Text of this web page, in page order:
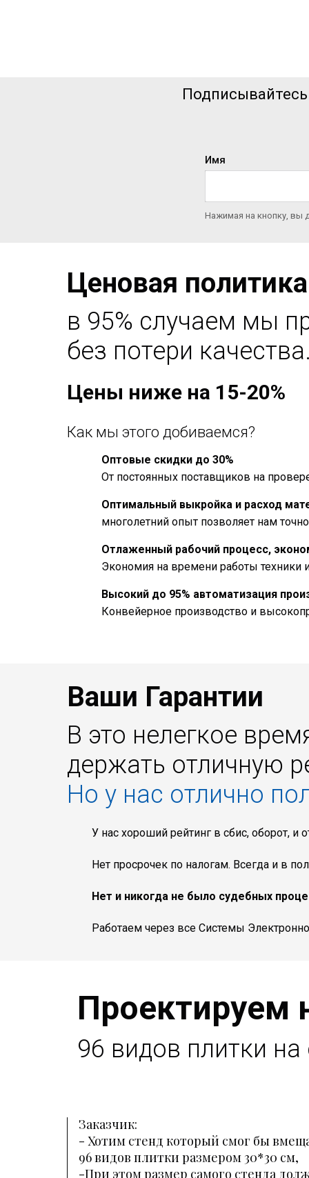
Имя
Нажимая на кнопку, вы
Ценовая политика
в 95% случаем мы
без потери
Цены ниже на 15-20%
Как мы этого добиваемся?
Оптовые скидки до 30%
От постоянных поставщиков на
Оптимальный выкройка и расход
многолетний опыт позволяет нам
Отлаженный рабочий процесс,
Экономия на времени работы техники
Высокий до 95% автоматизация
Конвейерное производство и
Ваши Гарантии
В это нелегкое
держать отличную
Но у нас отлично
У нас хороший рейтинг в сбис, оборот, и
Нет просрочек по налогам. Всегда и в
Нет и никогда не было судебных
Работаем через все Системы
Проектируем
96 видов плитки
Заказчик:
- Хотим стенд который смог бы
96 видов плитки размером 30*30 см,
-При этом размер самого стенда